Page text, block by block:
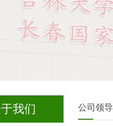
我们 公司领导